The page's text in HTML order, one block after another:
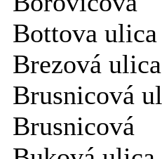
Bottova
Brezová
Brusnicová
Brusnicová